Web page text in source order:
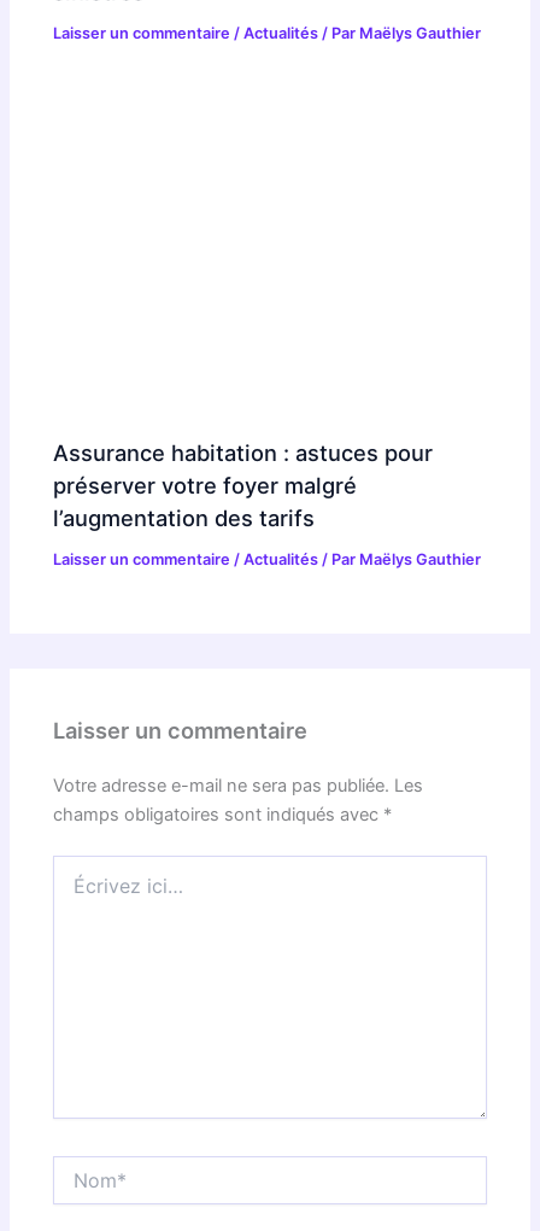
Laisser un commentaire /Actualités / Par Maëlys Gauthier
Assurance habitation : astuces pour
préserver votre foyer malgré
l’augmentation des tarifs
Laisser un commentaire /Actualités / Par Maëlys Gauthier
Laisser un commentaire
Votre adresse e-mail ne sera pas publiée. Les
champs obligatoires sont indiqués avec *
ici…